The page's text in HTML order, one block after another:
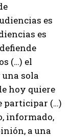
es
es
(…) el
sola
hoy quiere
participar (…)
informado,
a una